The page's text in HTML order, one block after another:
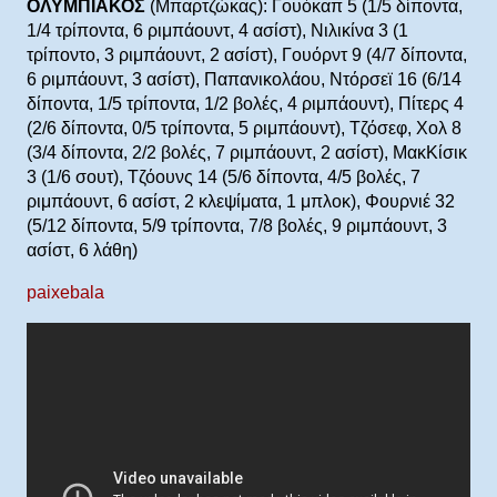
ΟΛΥΜΠΙΑΚΟΣ (Μπαρτζώκας): Γουόκαπ 5 (1/5 δίποντα,
1/4 τρίποντα, 6 ριμπάουντ, 4 ασίστ), Νιλικίνα 3 (1
τρίποντο, 3 ριμπάουντ, 2 ασίστ), Γουόρντ 9 (4/7 δίποντα,
6 ριμπάουντ, 3 ασίστ), Παπανικολάου, Ντόρσεϊ 16 (6/14
δίποντα, 1/5 τρίποντα, 1/2 βολές, 4 ριμπάουντ), Πίτερς 4
(2/6 δίποντα, 0/5 τρίποντα, 5 ριμπάουντ), Τζόσεφ, Χολ 8
(3/4 δίποντα, 2/2 βολές, 7 ριμπάουντ, 2 ασίστ), ΜακΚίσικ
3 (1/6 σουτ), Τζόουνς 14 (5/6 δίποντα, 4/5 βολές, 7
ριμπάουντ, 6 ασίστ, 2 κλεψίματα, 1 μπλοκ), Φουρνιέ 32
(5/12 δίποντα, 5/9 τρίποντα, 7/8 βολές, 9 ριμπάουντ, 3
ασίστ, 6 λάθη)
paixebala